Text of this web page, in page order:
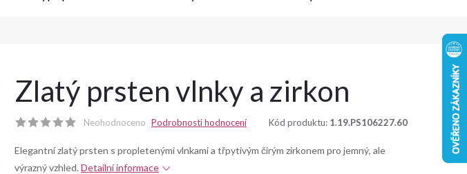
Zlatý prsten vlnky a zirkon
Neohodnoceno Podrobnosti hodnocení Kód produktu: 1.19.PS106227.60
Elegantní zlatý prsten s propletenými vlnkami a třpytivým čirým zirkonem pro jemný, ale
výrazný vzhled. Detailní informace